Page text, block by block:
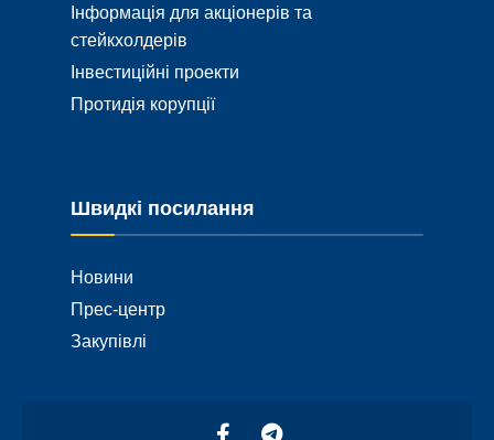
Інформація для акціонерів та
стейкхолдерів
Інвестиційні проекти
Протидія корупції
Швидкі посилання
Новини
Прес-центр
Закупівлі